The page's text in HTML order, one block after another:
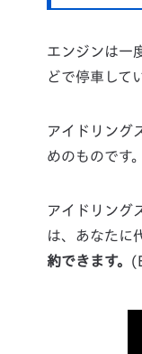
エンジンは一
どで停車して
アイドリング
めのものです。
アイドリング
は、あなたに
約できます。